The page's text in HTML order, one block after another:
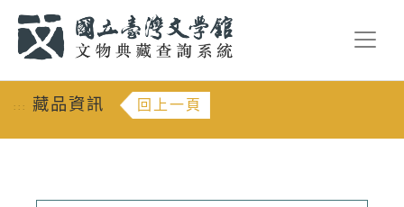
::: 藏品資訊 回上一頁